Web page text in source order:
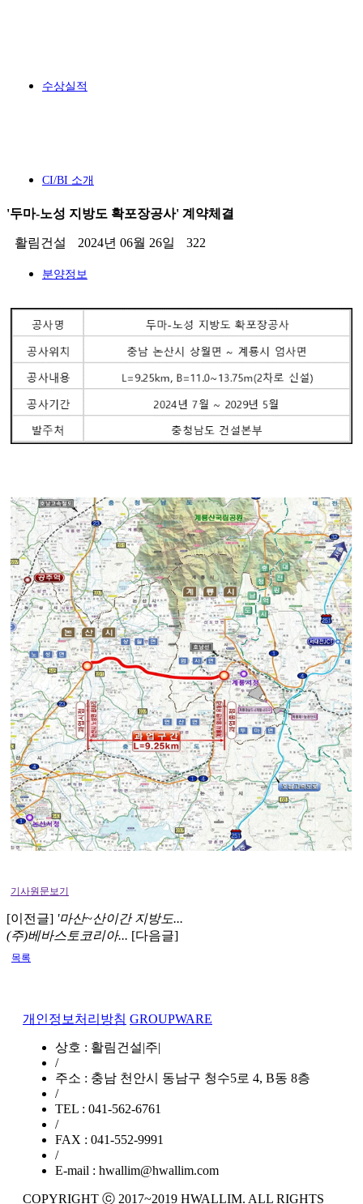
수상실적
CI/BI 소개
분양정보
'두마-노성 지방도 확포장공사' 계약체결
활림건설 2024년 06월 26일 322
기사원문보기
[이전글] '마산~산이간 지방도...
(주)베바스토코리아... [다음글]
목록
개인정보처리방침 GROUPWARE
상호 : 활림건설|주|
/
주소 : 충남 천안시 동남구 청수5로 4, B동 8층
/
TEL : 041-562-6761
/
FAX : 041-552-9991
/
E-mail : hwallim@hwallim.com
COPYRIGHT ⓒ 2017~2019 HWALLIM. ALL RIGHTS